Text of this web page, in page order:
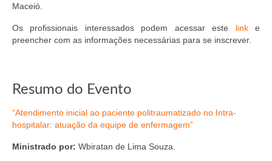
Suspensão do Exercício Profissional
Procedimento para registro
Clube de Vantagens
Valores dos serviços
Maceió.
Os profissionais interessados podem acessar este linke
preencher com as informações necessárias para se inscrever.
Resumo do Evento
“Atendimento inicial ao paciente politraumatizado no Intra-
hospitalar: atuação da equipe de enfermagem”
Ministrado por: Wbiratan de Lima Souza.